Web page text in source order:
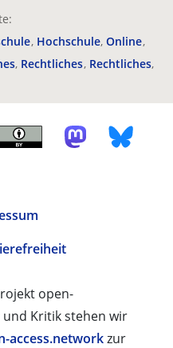
Hochschule Online
Rechtliches Rechtliches
open-
Kritik stehen wir
access.networkzur